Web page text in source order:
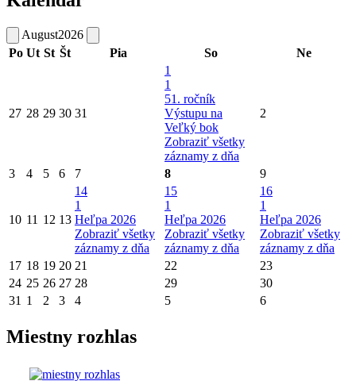
August2026
Po Ut St Št Pia So Ne
27 28 29 30 31
1
1
51. ročník
Výstupu na
Veľký bok
Zobraziť všetky
záznamy z dňa
2
3 4 5 6 7 8 9
10 11 12 13
14
1
Heľpa 2026
Zobraziť všetky
záznamy z dňa
15
1
Heľpa 2026
Zobraziť všetky
záznamy z dňa
16
1
Heľpa 2026
Zobraziť všetky
záznamy z dňa
17 18 19 20 21 22
23
24 25 26 27 28 29
30
31 1 2 3 4 5 6
Miestny rozhlas